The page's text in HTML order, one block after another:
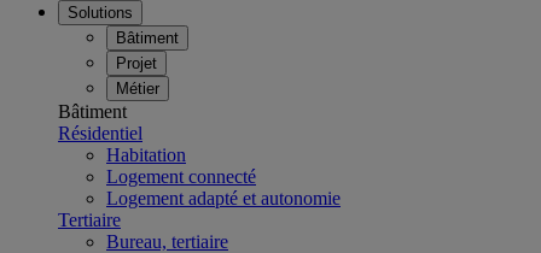
Solutions
Bâtiment
Projet
Métier
Bâtiment
Résidentiel
Habitation
Logement connecté
Logement adapté et autonomie
Tertiaire
Bureau, tertiaire